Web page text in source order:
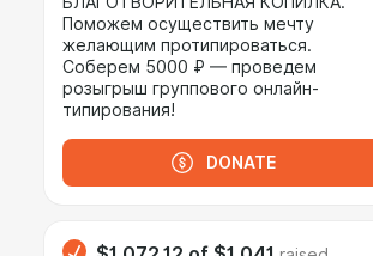
Поможем осуществить мечту
желающим протипироваться.
Соберем 5000 ₽ — проведем
розыгрыш группового онлайн-
типирования!
DONATE